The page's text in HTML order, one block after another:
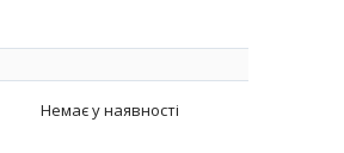
Немає у наявності